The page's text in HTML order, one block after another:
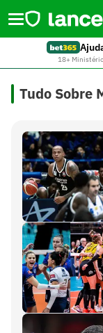
18+
Tudo Sobre